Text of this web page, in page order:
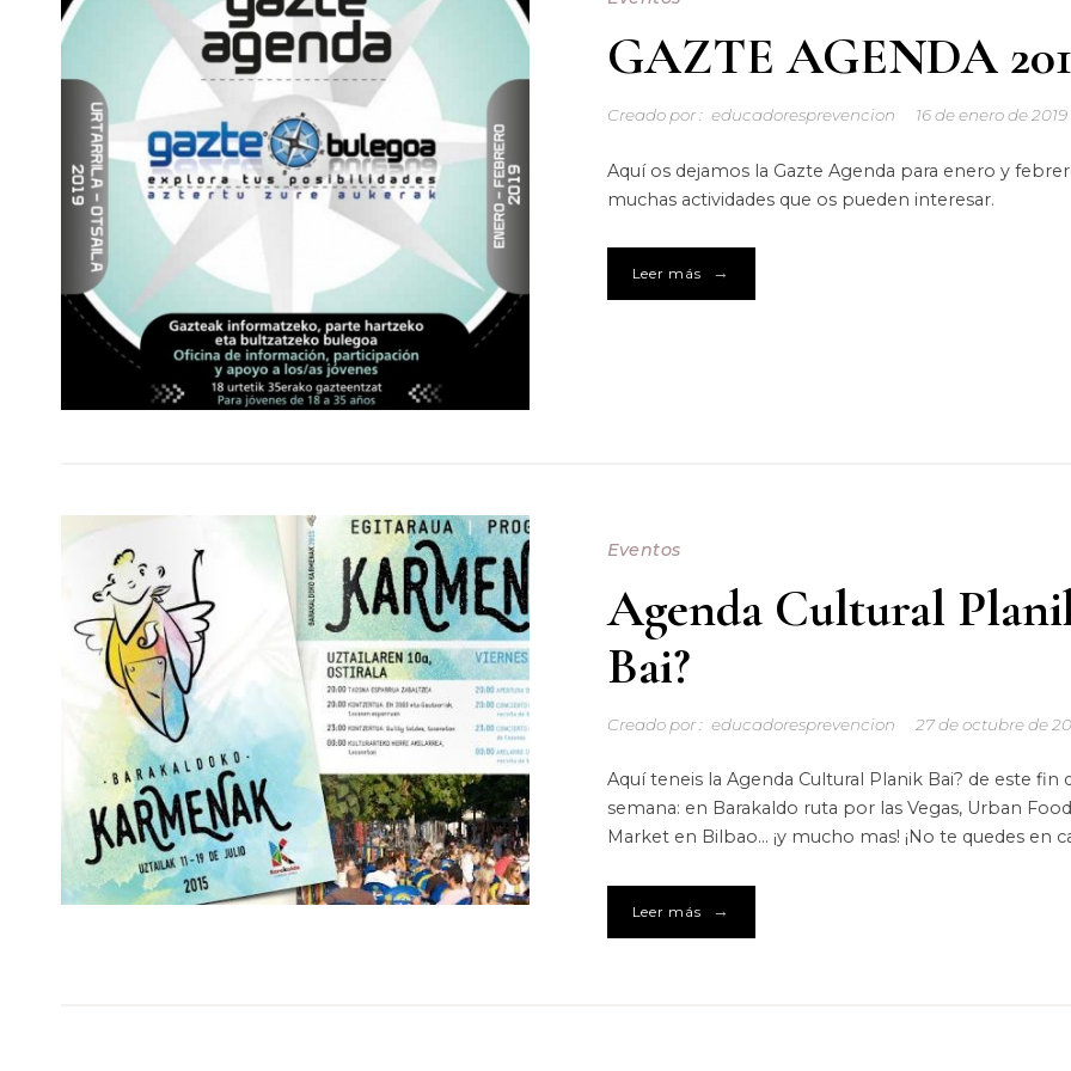
GAZTE AGENDA
Creado por : educadoresprevencion 16 de enero de 2019
Aquí os dejamos la Gazte Agenda para enero y
muchas actividades que os pueden interesar.
Leer más →
Eventos
Agenda Cultural
Bai?
Creado por : educadoresprevencion 27 de octubre de
Aquí teneis la Agenda Cultural Planik Bai? de este fin
semana: en Barakaldo ruta por las Vegas, Urban Food
Market en Bilbao… ¡y mucho mas! ¡No te quedes en
Leer más →